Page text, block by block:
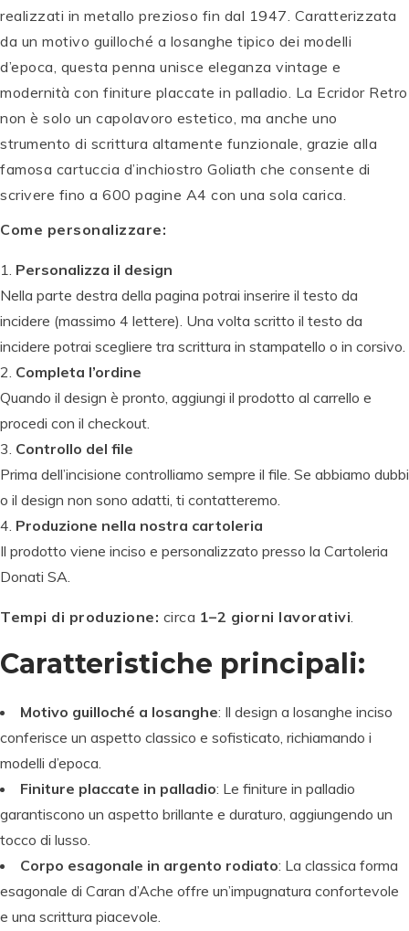
realizzati in metallo prezioso fin dal 1947. Caratterizzata
da un motivo guilloché a losanghe tipico dei modelli
d’epoca, questa penna unisce eleganza vintage e
modernità con finiture placcate in palladio. La Ecridor Retro
non è solo un capolavoro estetico, ma anche uno
strumento di scrittura altamente funzionale, grazie alla
famosa cartuccia d’inchiostro Goliath che consente di
scrivere fino a 600 pagine A4 con una sola carica.
Come personalizzare:
Personalizza il design
Nella parte destra della pagina potrai inserire il testo da
incidere (massimo 4 lettere). Una volta scritto il testo da
incidere potrai scegliere tra scrittura in stampatello o in corsivo.
Completa l’ordine
Quando il design è pronto, aggiungi il prodotto al carrello e
procedi con il checkout.
Controllo del file
Prima dell’incisione controlliamo sempre il file. Se abbiamo dubbi
o il design non sono adatti, ti contatteremo.
Produzione nella nostra cartoleria
Il prodotto viene inciso e personalizzato presso la Cartoleria
Donati SA.
Tempi di produzione: circa 1–2 giorni lavorativi.
Caratteristiche principali:
Motivo guilloché a losanghe: Il design a losanghe inciso
conferisce un aspetto classico e sofisticato, richiamando i
modelli d’epoca.
Finiture placcate in palladio: Le finiture in palladio
garantiscono un aspetto brillante e duraturo, aggiungendo un
tocco di lusso.
Corpo esagonale in argento rodiato: La classica forma
esagonale di Caran d’Ache offre un’impugnatura confortevole
e una scrittura piacevole.